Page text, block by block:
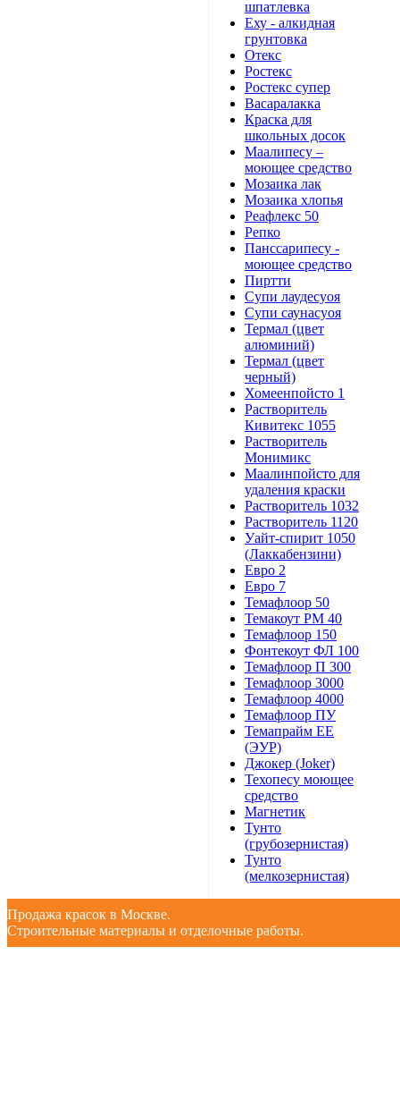
шпатлевка
Еху - алкидная
грунтовка
Отекс
Ростекс
Ростекс супер
Васаралакка
Краска для
школьных досок
Маалипесу –
моющее средство
Мозаика лак
Мозаика хлопья
Реафлекс 50
Репко
Панссарипесу -
моющее средство
Пиртти
Супи лаудесуоя
Супи саунасуоя
Термал (цвет
алюминий)
Термал (цвет
черный)
Хомеенпойсто 1
Растворитель
Кивитекс 1055
Растворитель
Монимикс
Маалинпойсто для
удаления краски
Растворитель 1032
Растворитель 1120
Уайт-спирит 1050
(Лаккабензини)
Евро 2
Евро 7
Темафлоор 50
Темакоут РМ 40
Темафлоор 150
Фонтекоут ФЛ 100
Темафлоор П 300
Темафлоор 3000
Темафлоор 4000
Темафлоор ПУ
Темапрайм ЕЕ
(ЭУР)
Джокер (Joker)
Техопесу моющее
средство
Магнетик
Тунто
(грубозернистая)
Тунто
(мелкозернистая)
Продажа красок в Москве.
Строительные материалы и отделочные работы.